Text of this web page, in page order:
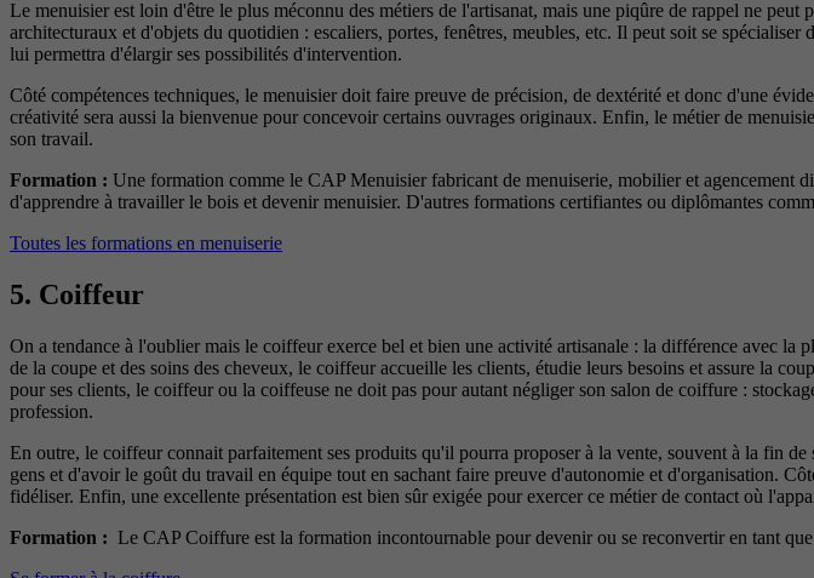
Le menuisier est loin d'être le plus méconnu des métiers de l'artisanat, mais une piqûre de rappel ne
architecturaux et d'objets du quotidien : escaliers, portes, fenêtres, meubles, etc. Il peut soit se
lui permettra d'élargir ses possibilités d'intervention.
Côté compétences techniques, le menuisier doit faire preuve de précision, de dextérité et donc d'une
créativité sera aussi la bienvenue pour concevoir certains ouvrages originaux. Enfin, le métier de
son travail.
Formation : Une formation comme le CAP Menuisier fabricant de menuiserie, mobilier et agencement
d'apprendre à travailler le bois et devenir menuisier. D'autres formations certifiantes ou diplômantes
Toutes les formations en menuiserie
5. Coiffeur
On a tendance à l'oublier mais le coiffeur exerce bel et bien une activité artisanale : la différence avec
de la coupe et des soins des cheveux, le coiffeur accueille les clients, étudie leurs besoins et assure la
pour ses clients, le coiffeur ou la coiffeuse ne doit pas pour autant négliger son salon de coiffure :
profession.
En outre, le coiffeur connait parfaitement ses produits qu'il pourra proposer à la vente, souvent à la fin
gens et d'avoir le goût du travail en équipe tout en sachant faire preuve d'autonomie et d'organisation.
fidéliser. Enfin, une excellente présentation est bien sûr exigée pour exercer ce métier de contact où
Formation : Le CAP Coiffure est la formation incontournable pour devenir ou se reconvertir en tant